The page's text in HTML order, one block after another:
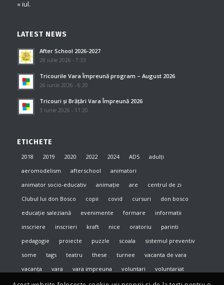
« iul.
LATEST NEWS
After School 2026-2027
28 iulie 2026 - 7:33
Tricourile Vara Împreună program – August 2026
26 iunie 2026 - 6:20
Tricouri și Brățări Vara Împreună 2026
3 iunie 2026 - 11:20
ETICHETE
2018 2019 2020 2022 2024 ADS
adulți
aeromodelism
afterschool
animatori
animator socio-educativ
animație are
centrul de zi
Clubul lui don Bosco
copii covid cursuri
don bosco
educație saleziană
evenimente formare
informatii
inscriere
inscrieri kraft nice oratoriu
parinti
pedagogie
proiecte puzzle scoala
sistemul preventiv
some
tags teatru these turnee
vacanta de vara
vacanța
vara vara impreuna voluntari voluntariat